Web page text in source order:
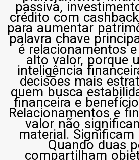
passiva,
crédito com
para aumentar
palavra chave
é relacionamentos
alto valor, porque
inteligência
decisões mais
quem busca
financeira e
Relacionamentos e
valor não
material. Significam
Quando duas
compartilham